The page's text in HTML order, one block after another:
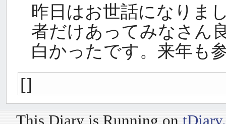
昨日はお世話になりま
者だけあってみなさん
白かったです。来年も
[]
This Diary is Running on